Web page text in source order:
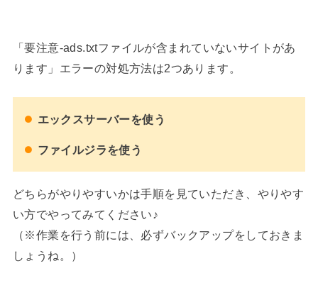
「要注意-ads.txtファイルが含まれていないサイトがあ
ります」エラーの対処方法は2つあります。
エックスサーバーを使う
ファイルジラを使う
どちらがやりやすいかは手順を見ていただき、やりやす
い方でやってみてください♪
（※作業を行う前には、必ずバックアップをしておきま
しょうね。）